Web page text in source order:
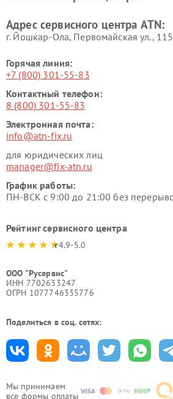
Мы принимаем
все формы оплаты
Адрес сервисного центра ATN:
г. Йошкар-Ола, Первомайская ул., 115
Горячая линия:
+7 (800) 301-55-83
Контактный телефон:
8 (800) 301-55-83
Электронная почта:
info@atn-fix.ru
для юридических лиц
manager@fix-atn.ru
График работы:
ПН-ВСК с 9:00 до 21:00 без
Рейтинг сервисного центра
4.9-5.0
ООО "Русервис"
ИНН 7702633247
ОГРН 1077746335776
Поделиться в соц. сетях: